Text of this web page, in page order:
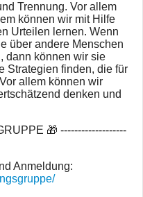
Trennung. Vor allem
können wir mit Hilfe
Urteilen lernen. Wenn
über andere Menschen
dann können wir sie
Strategien finden, die für
allem können wir
denken und
🎁 -------------------
Anmeldung: